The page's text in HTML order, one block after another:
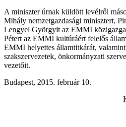
A miniszter úrnak küldött levélről
Mihály nemzetgazdasági minisztert,
Lengyel Györgyit az EMMI
Pétert az EMMI kultúráért felelős
EMMI helyettes államtitkárát, valamint
szakszervezetek, önkormányzati
vezetőit.
Budapest, 2015. február 10.
Köszönti